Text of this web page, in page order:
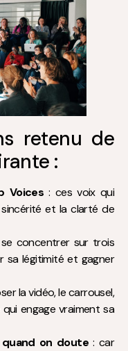
retenu de
:
Voices : ces voix qui
et la clarté de
concentrer sur trois
sa légitimité et gagner
la vidéo, le carrousel,
engage vraiment sa
on doute : car